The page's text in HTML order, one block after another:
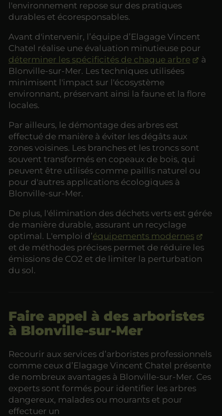
l'environnement repose sur des pratiques
durables et écoresponsables.
Avant d'intervenir, l’équipe d’Elagage Vincent
Chatel réalise une évaluation minutieuse pour
déterminer les spécificités de chaque arbre
à
Blonville-sur-Mer. Les techniques utilisées
minimisent l'impact sur l'écosystème
environnant, préservant ainsi la faune et la flore
locales.
Par ailleurs, le démontage des arbres est
effectué de manière à éviter les dégâts aux
zones voisines. Les branches et les troncs sont
souvent transformés en copeaux de bois, qui
peuvent être utilisés comme paillis naturel ou
pour d'autres applications écologiques à
Blonville-sur-Mer.
De plus, l'élimination des déchets verts est gérée
de manière durable, assurant un recyclage
optimal. L'emploi d’équipements modernes
et de méthodes précises permet de réduire les
émissions de CO2 et de limiter la perturbation
du sol.
Faire appel à des arboristes
à Blonville-sur-Mer
Recourir aux services d’arboristes professionnels
comme ceux d’Elagage Vincent Chatel présente
de nombreux avantages à Blonville-sur-Mer. Ces
experts sont formés pour identifier les arbres
dangereux, malades ou mourants et pour
effectuer un